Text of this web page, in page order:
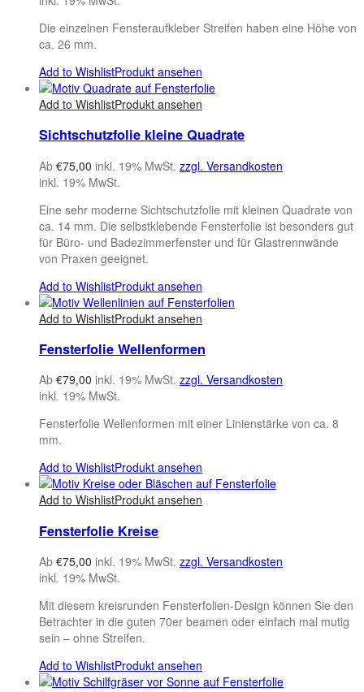
Die einzelnen Fensteraufkleber Streifen haben eine Höhe von
ca. 26 mm.
Add to WishlistProdukt ansehen
Add to WishlistProdukt ansehen
Sichtschutzfolie kleine Quadrate
Ab €75,00 inkl. 19% MwSt. zzgl. Versandkosten
inkl. 19% MwSt.
Eine sehr moderne Sichtschutzfolie mit kleinen Quadrate von
ca. 14 mm. Die selbstklebende Fensterfolie ist besonders gut
für Büro- und Badezimmerfenster und für Glastrennwände
von Praxen geeignet.
Add to WishlistProdukt ansehen
Add to WishlistProdukt ansehen
Fensterfolie Wellenformen
Ab €79,00 inkl. 19% MwSt. zzgl. Versandkosten
inkl. 19% MwSt.
Fensterfolie Wellenformen mit einer Linienstärke von ca. 8
mm.
Add to WishlistProdukt ansehen
Add to WishlistProdukt ansehen
Fensterfolie Kreise
Ab €75,00 inkl. 19% MwSt. zzgl. Versandkosten
inkl. 19% MwSt.
Mit diesem kreisrunden Fensterfolien-Design können Sie den
Betrachter in die guten 70er beamen oder einfach mal mutig
sein – ohne Streifen.
Add to WishlistProdukt ansehen